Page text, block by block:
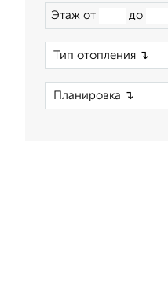
Этаж от до